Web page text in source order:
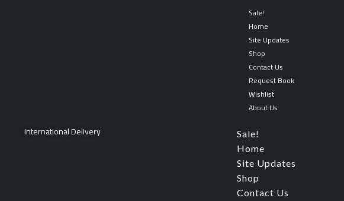
International Delivery
Sale!
Home
Site Updates
Shop
Contact Us
Request Book
Wishlist
About Us
Sale!
Home
Site Updates
Shop
Contact Us